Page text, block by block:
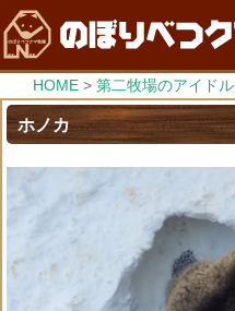
HOME > 第二牧場のアイドル
ホノカ